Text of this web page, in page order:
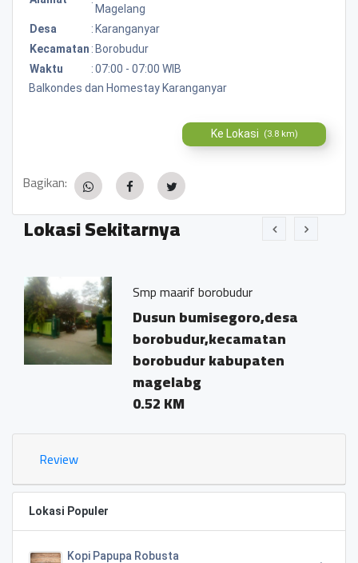
Magelang
Desa
: Karanganyar
Kecamatan : Borobudur
Waktu
:07:00 - 07:00 WIB
Balkondes dan Homestay Karanganyar
Ke Lokasi (3.8 km)
Bagikan:
Lokasi Sekitarnya
Smp maarif borobudur
Dusun bumisegoro,desa
borobudur,kecamatan
borobudur kabupaten
magelabg
0.52 KM
Review
Lokasi Populer
Kopi Papupa Robusta